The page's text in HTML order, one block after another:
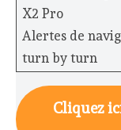
X2 Pro
Alertes de
turn by turn
Cliquez